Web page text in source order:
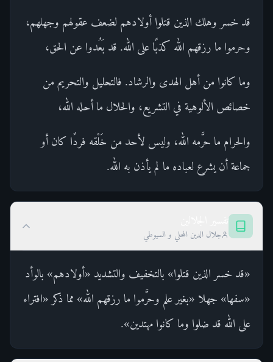
قد خسر وهلك الذين قتلوا أولادهم لضعف عقولهم وجهلهم،
وحرموا ما رزقهم الله كذبًا على الله. قد بَعُدوا عن الحق،
وما كانوا من أهل الهدى والرشاد. فالتحليل والتحريم من
خصائص الألوهية في التشريع، والحلال ما أحله الله،
والحرام ما حرَّمه الله، وليس لأحد من خَلْقه فردًا كان أو
جماعة أن يشرع لعباده ما لم يأذن به الله.
جلال الدين المحلي و السيوطي
«قد خسر الذين قتلوا» بالتخفيف والتشديد «أولادهم» بالوأد
«سفها» جهلا «بغير علم وحرَّموا ما رزقهم الله» مما ذكر «افتراء
على الله قد ضلوا وما كانوا مهتدين».